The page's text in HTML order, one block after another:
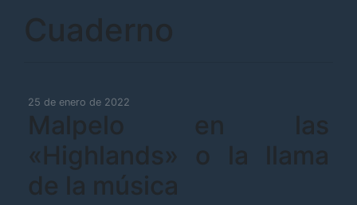
Cuaderno
25 de enero de 2022
Malpelo en las
«Highlands» o la llama
de la música